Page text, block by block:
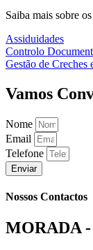
Saiba mais sobre os
Assiduidades
Controlo
Gestão de Creches
Vamos
Nome
Email
Telefone
Enviar
Nossos Contactos
MORADA -